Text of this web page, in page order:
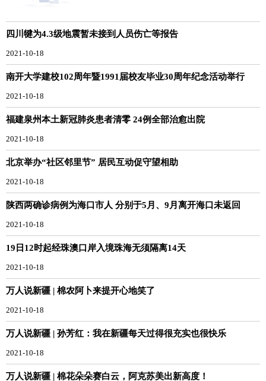
四川犍为4.3级地震暂未接到人员伤亡等报告
2021-10-18
南开大学建校102周年暨1991届校友毕业30周年纪念活动举行
2021-10-18
福建泉州本土新冠肺炎患者清零 24例全部治愈出院
2021-10-18
北京举办“社区邻里节” 居民互动促守望相助
2021-10-18
陕西两确诊病例为海口市人 分别于5月、9月离开海口未返回
2021-10-18
19日12时起经珠澳口岸入境珠海无须隔离14天
2021-10-18
万人说新疆 | 棉农阿卜来提开心地笑了
2021-10-18
万人说新疆 | 孙芳红：我在新疆每天过得很充实也很快乐
2021-10-18
万人说新疆 | 棉花朵朵赛白云，阿克苏美出新高度！